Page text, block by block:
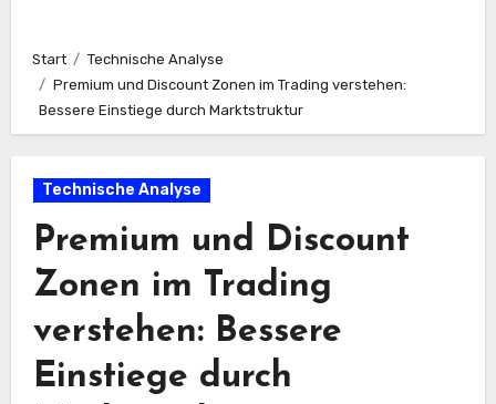
Start
Technische Analyse
Premium und Discount Zonen im Trading verstehen:
Bessere Einstiege durch Marktstruktur
Technische Analyse
Premium und Discount
Zonen im Trading
verstehen: Bessere
Einstiege durch